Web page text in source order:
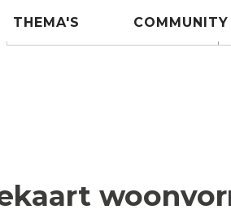
Zoeken
THEMA'S COMMUNITY